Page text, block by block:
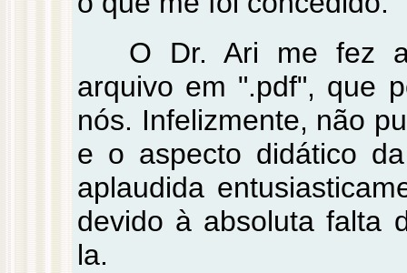
O Dr. Ari me fez
arquivo em ".pdf", que
nós. Infelizmente, não
e o aspecto didático
aplaudida
devido à absoluta falta
la.